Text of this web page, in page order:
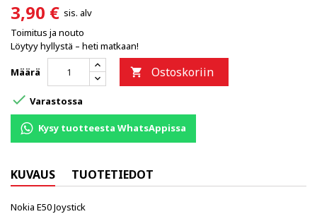
3,90 € sis. alv
Toimitus ja nouto
Löytyy hyllystä – heti matkaan!
Määrä  Ostoskoriin
 Varastossa
Kysy tuotteesta WhatsAppissa
KUVAUS TUOTETIEDOT
Nokia E50 Joystick